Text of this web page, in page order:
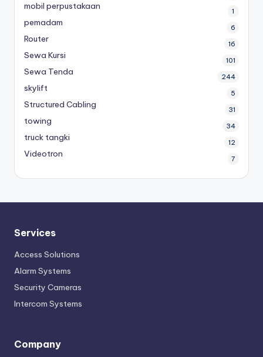
mobil perpustakaan 1
pemadam 6
Router 16
Sewa Kursi 101
Sewa Tenda 244
skylift 5
Structured Cabling 31
towing 34
truck tangki 12
Videotron 7
Services
Access Solutions
Alarm Systems
Security Cameras
Intercom Systems
Company